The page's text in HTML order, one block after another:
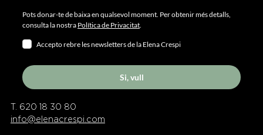
Pots donar-te de baixa en qualsevol moment. Per obtenir més detalls,
consulta la nostra Política de Privacitat.
Accepto rebre les newsletters de la Elena Crespi
Si, vull
T. 620 18 30 80
info@elenacrespi.com